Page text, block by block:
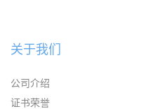
关于我们
公司介绍
证书荣誉